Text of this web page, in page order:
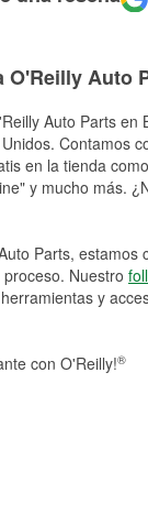
O'Reilly Auto
Auto Parts en
Contamos
en la tienda
y mucho más.
Parts,
Nuestro
y
con O'Reilly!®